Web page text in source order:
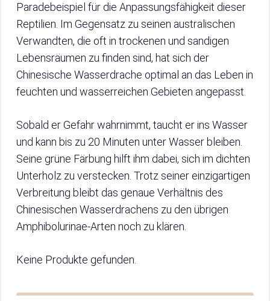
Paradebeispiel für die Anpassungsfähigkeit dieser
Reptilien. Im Gegensatz zu seinen australischen
Verwandten, die oft in trockenen und sandigen
Lebensräumen zu finden sind, hat sich der
Chinesische Wasserdrache optimal an das Leben in
feuchten und wasserreichen Gebieten angepasst.
Sobald er Gefahr wahrnimmt, taucht er ins Wasser
und kann bis zu 20 Minuten unter Wasser bleiben.
Seine grüne Färbung hilft ihm dabei, sich im dichten
Unterholz zu verstecken. Trotz seiner einzigartigen
Verbreitung bleibt das genaue Verhältnis des
Chinesischen Wasserdrachens zu den übrigen
Amphibolurinae-Arten noch zu klären.
Keine Produkte gefunden.